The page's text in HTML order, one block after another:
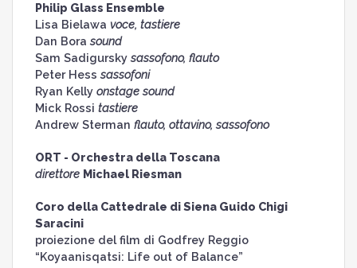
Philip Glass Ensemble
Lisa Bielawa voce, tastiere
Dan Borasound
Sam Sadigurskysassofono, flauto
Peter Hesssassofoni
Ryan Kelly onstage sound
Mick Rossi tastiere
Andrew Sterman flauto, ottavino, sassofono
ORT - Orchestra della Toscana
direttore Michael Riesman
Coro della Cattedrale di Siena Guido Chigi
Saracini
proiezione del film di Godfrey Reggio
“Koyaanisqatsi: Life out of Balance”